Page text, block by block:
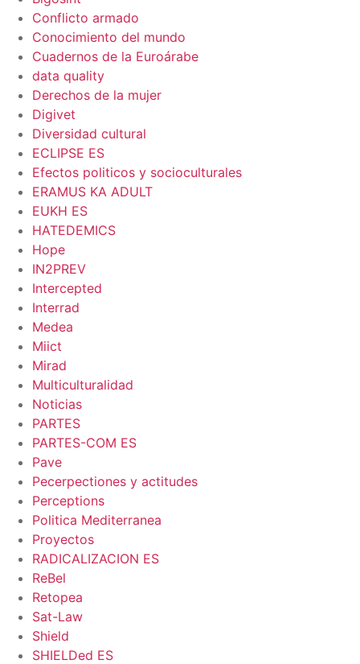
Conflicto armado
Conocimiento del mundo
Cuadernos de la Euroárabe
data quality
Derechos de la mujer
Digivet
Diversidad cultural
ECLIPSE ES
Efectos politicos y socioculturales
ERAMUS KA ADULT
EUKH ES
HATEDEMICS
Hope
IN2PREV
Intercepted
Interrad
Medea
Miict
Mirad
Multiculturalidad
Noticias
PARTES
PARTES-COM ES
Pave
Pecerpectiones y actitudes
Perceptions
Politica Mediterranea
Proyectos
RADICALIZACION ES
ReBel
Retopea
Sat-Law
Shield
SHIELDed ES